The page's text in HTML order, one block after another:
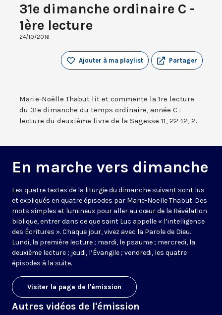
31e dimanche ordinaire C -
1ère lecture
24/10/2016
Partager
Ajouter à ma playlist
Marie-Noëlle Thabut lit et commente la 1re lecture
du 31e dimanche du temps ordinaire, année C :
lecture du deuxième livre de la Sagesse 11, 22-12, 2.
En marche vers dimanche
Les quatre textes de la liturgie du dimanche suivant sont lus
et expliqués en quatre épisodes par Marie-Noëlle Thabut. Des
mots simples et lumineux pour aller au cœur de la Révélation
biblique, entrer dans ce que saint Luc appelle « l’intelligence
des Écritures ». Chaque jour, vivez avec la Parole de Dieu.
Lundi, la première lecture ; mardi, le psaume ; mercredi, la
deuxième lecture ; jeudi, l’Évangile ; vendredi, les quatre
épisodes à la suite.
Visiter la page de l'émission
Autres vidéos de l'émission